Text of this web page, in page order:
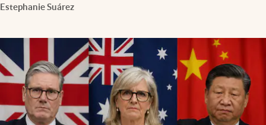
Estephanie Suárez